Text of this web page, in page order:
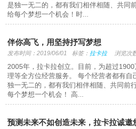
是独一无二的，都有我们相伴相随、共同
给每个梦想一个机会！时...
伴你高飞，用坚持抒写梦想
发布时间：2019/06/01 标签： 拉卡拉 浏览次
2005年，拉卡拉创立。目前，为超过
理等全方位经营服务。 每个经营者都有自
独一无二的，都有我们相伴相随、共同前
每个梦想一个机会！ 高...
预测未来不如创造未来，拉卡拉诚邀